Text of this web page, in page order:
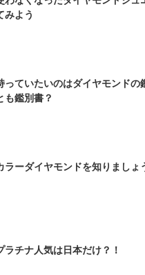
みよう
っていたいのはダイヤモンドの
も鑑別書？
ラーダイヤモンドを知りましょ
ラチナ人気は日本だけ？！